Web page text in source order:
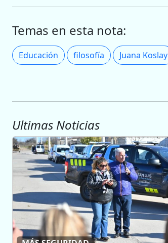
Temas en esta nota:
Educación filosofía Juana Koslay
Ultimas Noticias